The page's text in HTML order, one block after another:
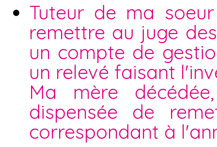
Tuteur de ma
remettre au juge
un compte de
un relevé faisant
Ma mère
dispensée de
correspondant à